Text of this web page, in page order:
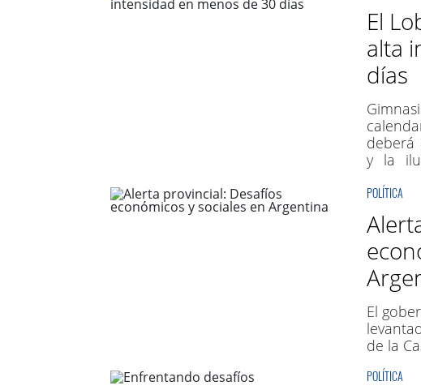
El
alta
días
deberá
y la
POLÍTICA
El
de la
POLÍTICA